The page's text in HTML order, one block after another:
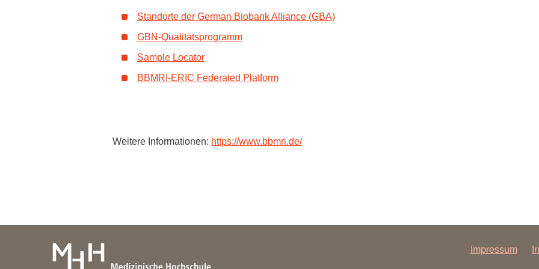
Standorte der German Biobank Alliance (GBA)
GBN-Qualitätsprogramm
Sample Locator
BBMRI-ERIC Federated Platform
Weitere Informationen: https://www.bbmri.de/
Impressum